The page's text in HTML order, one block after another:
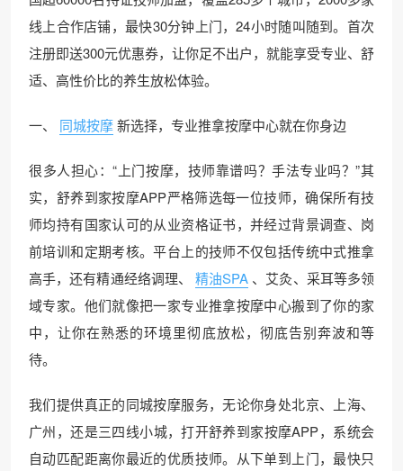
线上合作店铺，最快30分钟上门，24小时随叫随到。首次
注册即送300元优惠券，让你足不出户，就能享受专业、舒
适、高性价比的养生放松体验。
一、 同城按摩新选择，专业推拿按摩中心就在你身边
很多人担心：“上门按摩，技师靠谱吗？手法专业吗？”其
实，舒养到家按摩APP严格筛选每一位技师，确保所有技
师均持有国家认可的从业资格证书，并经过背景调查、岗
前培训和定期考核。平台上的技师不仅包括传统中式推拿
高手，还有精通经络调理、
精油SPA 、艾灸、采耳等多领
域专家。他们就像把一家专业推拿按摩中心搬到了你的家
中，让你在熟悉的环境里彻底放松，彻底告别奔波和等
待。
我们提供真正的同城按摩服务，无论你身处北京、上海、
广州，还是三四线小城，打开舒养到家按摩APP，系统会
自动匹配距离你最近的优质技师。从下单到上门，最快只